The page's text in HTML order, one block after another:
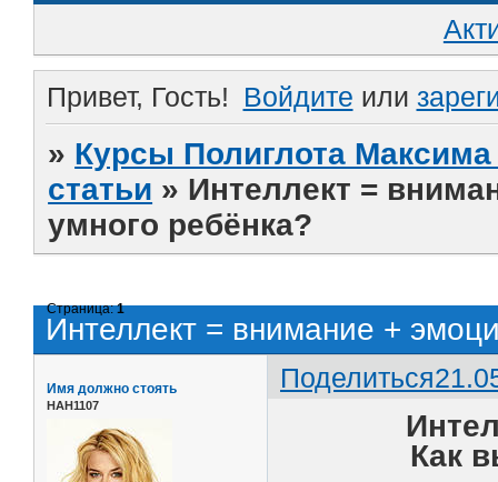
Привет, Гость! Войдите или
» Курсы Полиглота
статьи » Интеллект =
умного ребёнка?
Интеллект = внимание +
Страница:1
Поделиться
Имя должно стоять
НАН1107
Как